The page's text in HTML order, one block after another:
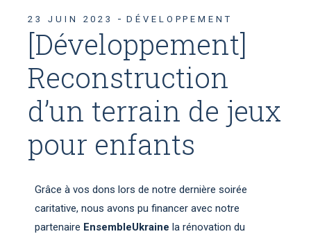
23 JUIN 2023 DÉVELOPPEMENT
[Développement]
Reconstruction
d’un terrain de jeux
pour enfants
Grâce à vos dons lors de notre dernière soirée
caritative, nous avons pu financer avec notre
partenaire EnsembleUkraine la rénovation du